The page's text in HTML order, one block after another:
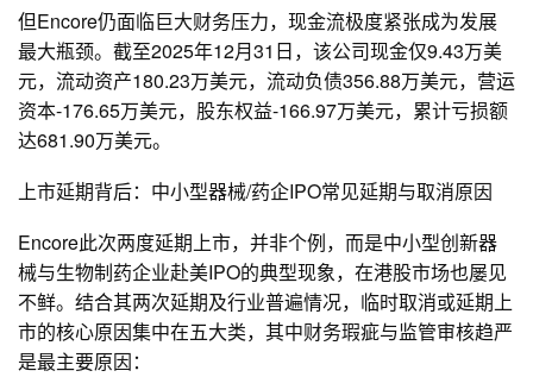
但Encore仍面临巨大财务压力，现金流极度紧张成为发展
最大瓶颈。截至2025年12月31日，该公司现金仅9.43万美
元，流动资产180.23万美元，流动负债356.88万美元，营运
资本-176.65万美元，股东权益-166.97万美元，累计亏损额
达681.90万美元。
上市延期背后：中小型器械/药企IPO常见延期与取消原因
Encore此次两度延期上市，并非个例，而是中小型创新器
械与生物制药企业赴美IPO的典型现象，在港股市场也屡见
不鲜。结合其两次延期及行业普遍情况，临时取消或延期上
市的核心原因集中在五大类，其中财务瑕疵与监管审核趋严
是最主要原因：